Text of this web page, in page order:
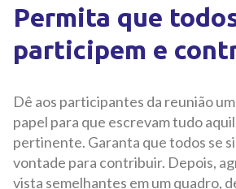
Permita que
participem e
Dê aos participantes da reunião
papel para que escrevam tudo
pertinente. Garanta que todos se
vontade para contribuir. Depois,
vista semelhantes em um quadro,